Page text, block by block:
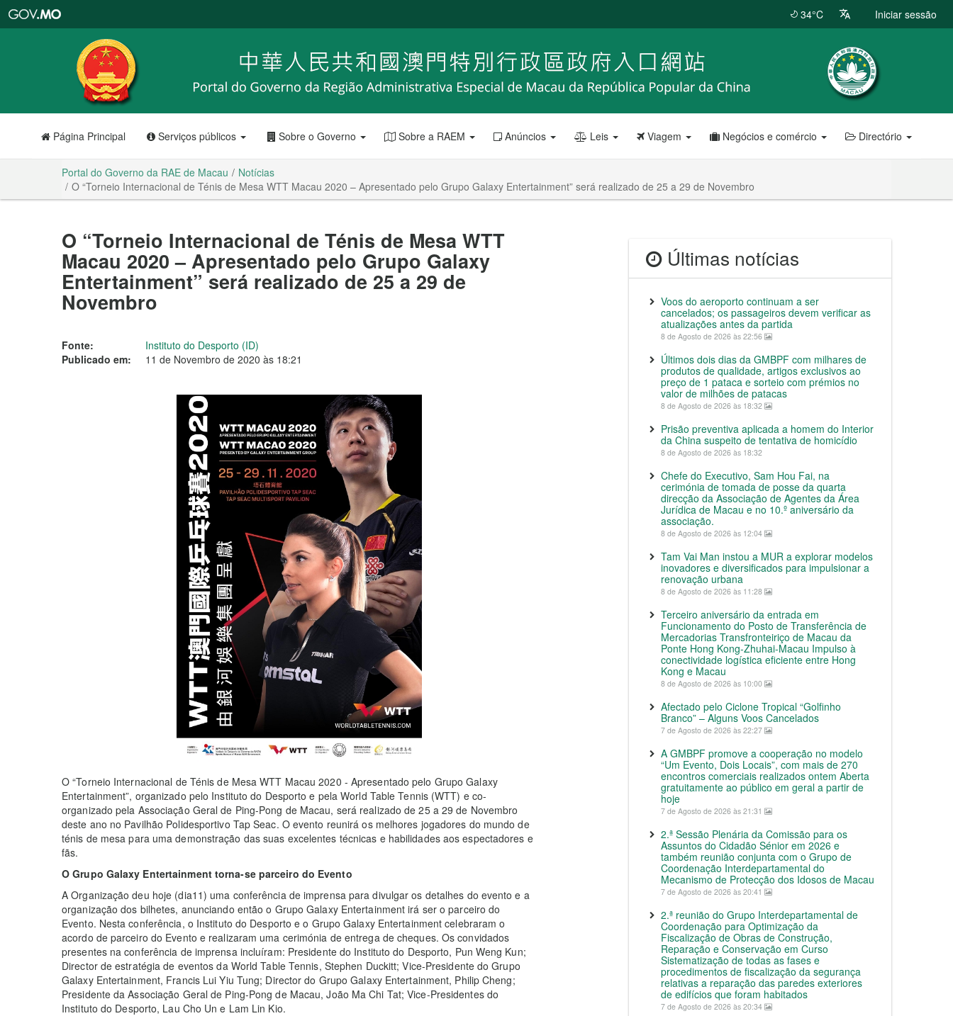
RAE
de
Macau
34°C Iniciar sessão
Página Principal Serviços públicos Sobre o Governo Sobre a RAEM Anúncios Leis Viagem Negócios e comércio Directório
Portal do Governo da RAE de Macau
Notícias
O “Torneio Internacional de Ténis de Mesa WTT Macau 2020 – Apresentado pelo Grupo Galaxy Entertainment” será realizado de 25 a 29 de Novembro
O “Torneio Internacional de Ténis de Mesa WTT
Macau 2020 – Apresentado pelo Grupo Galaxy
Entertainment” será realizado de 25 a 29 de
Novembro
Fonte:
Instituto do Desporto (ID)
Publicado em:
11 de Novembro de 2020 às 18:21
O “Torneio Internacional de Ténis de Mesa WTT Macau 2020 - Apresentado pelo Grupo Galaxy
Entertainment”, organizado pelo Instituto do Desporto e pela World Table Tennis (WTT) e co-
organizado pela Associação Geral de Ping-Pong de Macau, será realizado de 25 a 29 de Novembro
deste ano no Pavilhão Polidesportivo Tap Seac. O evento reunirá os melhores jogadores do mundo de
ténis de mesa para uma demonstração das suas excelentes técnicas e habilidades aos espectadores e
fãs.
O Grupo Galaxy Entertainment torna-se parceiro do Evento
A Organização deu hoje (dia11) uma conferência de imprensa para divulgar os detalhes do evento e a
organização dos bilhetes, anunciando então o Grupo Galaxy Entertainment irá ser o parceiro do
Evento. Nesta conferência, o Instituto do Desporto e o Grupo Galaxy Entertainment celebraram o
acordo de parceiro do Evento e realizaram uma cerimónia de entrega de cheques. Os convidados
presentes na conferência de imprensa incluíram: Presidente do Instituto do Desporto, Pun Weng Kun;
Director de estratégia de eventos da World Table Tennis, Stephen Duckitt; Vice-Presidente do Grupo
Galaxy Entertainment, Francis Lui Yiu Tung; Director do Grupo Galaxy Entertainment, Philip Cheng;
Presidente da Associação Geral de Ping-Pong de Macau, João Ma Chi Tat; Vice-Presidentes do
Instituto do Desporto, Lau Cho Un e Lam Lin Kio.
Últimas notícias
Voos do aeroporto continuam a ser
cancelados; os passageiros devem verificar as
atualizações antes da partida
8 de Agosto de 2026 às 22:56
Últimos dois dias da GMBPF com milhares de
produtos de qualidade, artigos exclusivos ao
preço de 1 pataca e sorteio com prémios no
valor de milhões de patacas
8 de Agosto de 2026 às 18:32
Prisão preventiva aplicada a homem do Interior
da China suspeito de tentativa de homicídio
8 de Agosto de 2026 às 18:32
Chefe do Executivo, Sam Hou Fai, na
cerimónia de tomada de posse da quarta
direcção da Associação de Agentes da Área
Jurídica de Macau e no 10.º aniversário da
associação.
8 de Agosto de 2026 às 12:04
Tam Vai Man instou a MUR a explorar modelos
inovadores e diversificados para impulsionar a
renovação urbana
8 de Agosto de 2026 às 11:28
Terceiro aniversário da entrada em
Funcionamento do Posto de Transferência de
Mercadorias Transfronteiriço de Macau da
Ponte Hong Kong-Zhuhai-Macau Impulso à
conectividade logística eficiente entre Hong
Kong e Macau
8 de Agosto de 2026 às 10:00
Afectado pelo Ciclone Tropical “Golfinho
Branco” – Alguns Voos Cancelados
7 de Agosto de 2026 às 22:27
A GMBPF promove a cooperação no modelo
“Um Evento, Dois Locais”, com mais de 270
encontros comerciais realizados ontem Aberta
gratuitamente ao público em geral a partir de
hoje
7 de Agosto de 2026 às 21:31
2.ª Sessão Plenária da Comissão para os
Assuntos do Cidadão Sénior em 2026 e
também reunião conjunta com o Grupo de
Coordenação Interdepartamental do
Mecanismo de Protecção dos Idosos de Macau
7 de Agosto de 2026 às 20:41
2.ª reunião do Grupo Interdepartamental de
Coordenação para Optimização da
Fiscalização de Obras de Construção,
Reparação e Conservação em Curso
Sistematização de todas as fases e
procedimentos de fiscalização da segurança
relativas a reparação das paredes exteriores
de edifícios que foram habitados
7 de Agosto de 2026 às 20:34